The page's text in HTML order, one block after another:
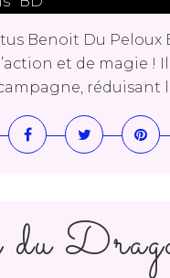
Benoit Du
et de magie !
réduisant